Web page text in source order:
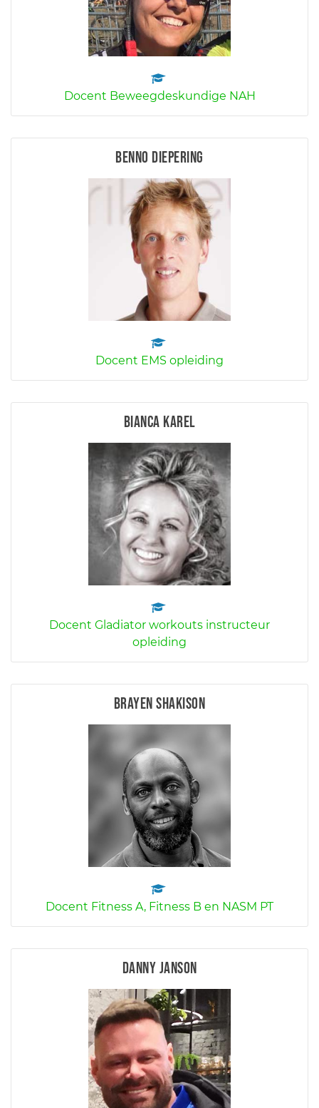
Docent Beweegdeskundige NAH
Benno Diepering
Docent EMS opleiding
Bianca Karel
Docent Gladiator workouts instructeur
opleiding
Brayen Shakison
Docent Fitness A, Fitness B en NASM PT
Danny Janson